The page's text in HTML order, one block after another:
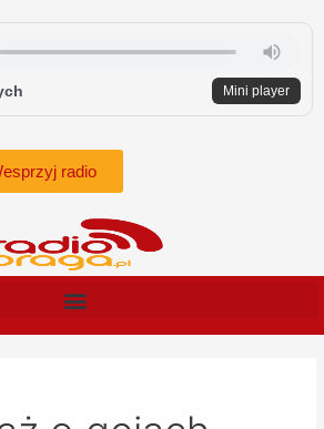
Mini player
radio